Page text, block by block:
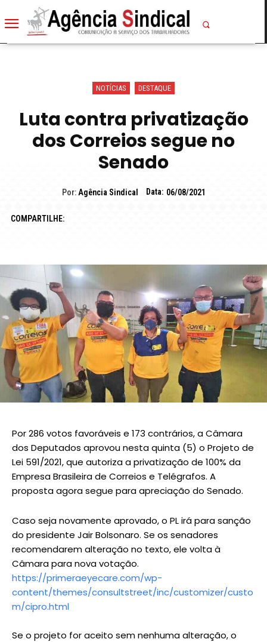
NOTÍCIAS DESTAQUE
Luta contra privatização
dos Correios segue no
Senado
Por: Agência Sindical Data: 06/08/2021
COMPARTILHE:
Por 286 votos favoráveis e 173 contrários, a Câmara
dos Deputados aprovou nesta quinta (5) o Projeto de
Lei 591/2021, que autoriza a privatização de 100% da
Empresa Brasileira de Correios e Telégrafos. A
proposta agora segue para apreciação do Senado.
Caso seja novamente aprovado, o PL irá para sanção
do presidente Jair Bolsonaro. Se os senadores
recomendarem alteração no texto, ele volta à
Câmara para nova votação.
https://primeraeyecare.com/wp-
content/themes/consultstreet/inc/customizer/custo
m/cipro.html
Se o projeto for aceito sem nenhuma alteração, o